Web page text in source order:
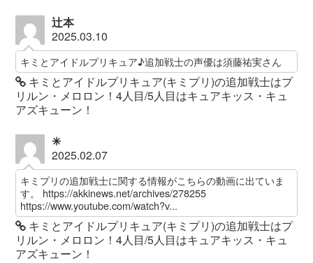
辻本
2025.03.10
キミとアイドルプリキュア♪追加戦士の声優は須藤祐実さん
キミとアイドルプリキュア(キミプリ)の追加戦士はプ
リルン・メロロン！4人目/5人目はキュアキッス・キュ
アズキューン！
✳︎
2025.02.07
キミプリの追加戦士に関する情報がこちらの動画に出ていま
す。 https://akkinews.net/archives/278255
https://www.youtube.com/watch?v...
キミとアイドルプリキュア(キミプリ)の追加戦士はプ
リルン・メロロン！4人目/5人目はキュアキッス・キュ
アズキューン！